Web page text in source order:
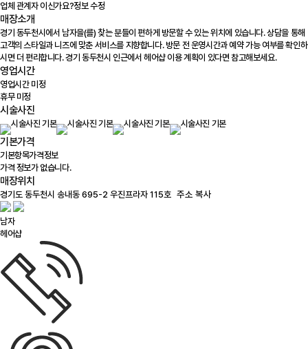
업체 관계자 이신가요?정보 수정
매장소개
경기 동두천시에서 남자을(를) 찾는 분들이 편하게 방문할 수 있는 위치에 있습니다. 상담을 통해
고객의 스타일과 니즈에 맞춘 서비스를 지향합니다. 방문 전 운영시간과 예약 가능 여부를 확인하
시면 더 편리합니다. 경기 동두천시 인근에서 헤어샵 이용 계획이 있다면 참고해보세요.
영업시간
영업시간 미정
휴무 미정
시술사진
기본가격
기본항목가격정보
가격 정보가 없습니다.
매장위치
주소 복사
남자
헤어샵